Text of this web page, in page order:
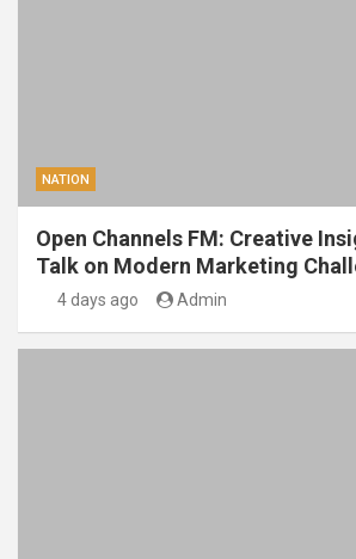
NATION
Open Channels FM: Creative
Talk on Modern Marketing
4 days ago Admin